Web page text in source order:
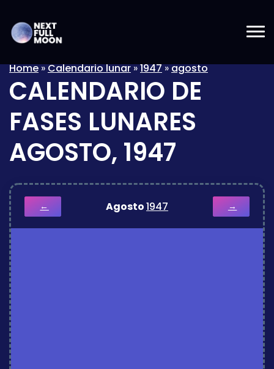
Home»Calendario lunar»1947»agosto
CALENDARIO DE
FASES LUNARES
AGOSTO, 1947
← Agosto1947 →